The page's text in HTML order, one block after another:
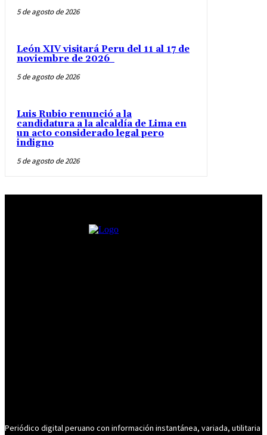
5 de agosto de 2026
León XIV visitará Peru del 11 al 17 de
noviembre de 2026
5 de agosto de 2026
Luis Rubio renunció a la
candidatura a la alcaldía de Lima en
un acto considerado legal pero
indigno
5 de agosto de 2026
Periódico digital peruano con información instantánea, variada, utilitaria